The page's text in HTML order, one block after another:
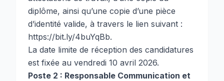
diplôme, ainsi qu’une copie d’une pièce
d’identité valide, à travers le lien suivant :
https://bit.ly/4buYqBb.
La date limite de réception des candidatures
est fixée au vendredi 10 avril 2026.
Poste 2 : Responsable Communication et